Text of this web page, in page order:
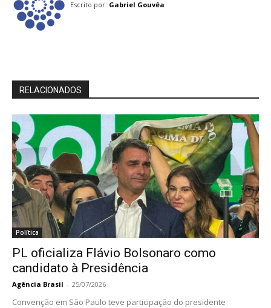
Escrito por: Gabriel Gouvêa
RELACIONADOS
Política
PL oficializa Flávio Bolsonaro como
candidato à Presidência
Agência Brasil - 25/07/2026
Convenção em São Paulo teve participação do presidente